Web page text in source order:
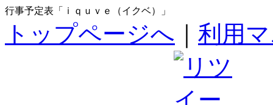
行事予定表「ｉｑｕｖｅ（イクベ）」
トップページへ 利用